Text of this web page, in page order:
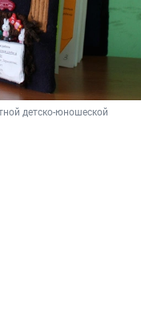
детско-юношеской